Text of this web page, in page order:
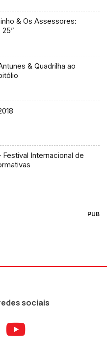
& Os Assessores:
& Quadrilha ao
Festival Internacional de
PUB
sociais
ao ao
Aceder